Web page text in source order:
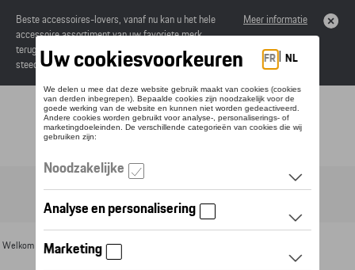
Beste accessoires-lovers, vanaf nu kan u het hele
accessoire assortiment van uw favoriete merk
terugvinden in de online catalogus. Deze kunnen
steeds besteld worden via uw dealer.
Meer informatie
Toggle navigation
Welkom >Voor u >Bagage > Detail